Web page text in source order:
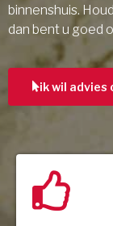
binnenshuis.
dan bent u goed
ik wil advies